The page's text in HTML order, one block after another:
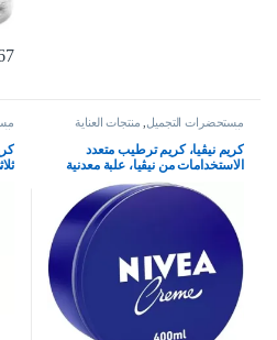
مستحضرات التجميل منتجات العناية
بالبشرة
كريم نيڤيا، كريم ترطيب متعدد
الاستخدامات من نيڤيا، علبة معدنية